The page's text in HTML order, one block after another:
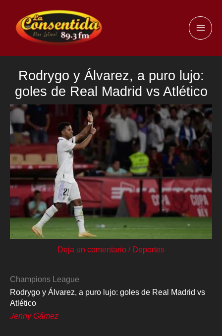
contenido
Rodrygo y Álvarez, a puro lujo:
goles de Real Madrid vs Atlético
Deja un comentario / Deportes
Champions League
Rodrygo y Álvarez, a puro lujo: goles de Real Madrid vs
Atlético
Jenny Gámez